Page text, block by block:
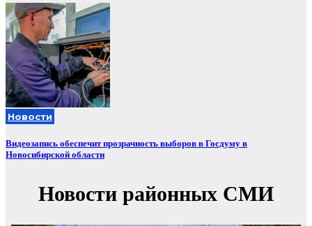
Новости
Видеозапись обеспечит прозрачность выборов в Госдуму в
Новосибирской области